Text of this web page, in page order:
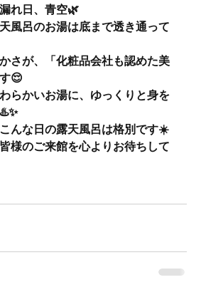
れ日、青空🌿
風呂のお湯は底まで透き通って
さが、「化粧品会社も認めた美
😌
らかいお湯に、ゆっくりと身を
んな日の露天風呂は格別です☀️
様のご来館を心よりお待ちして